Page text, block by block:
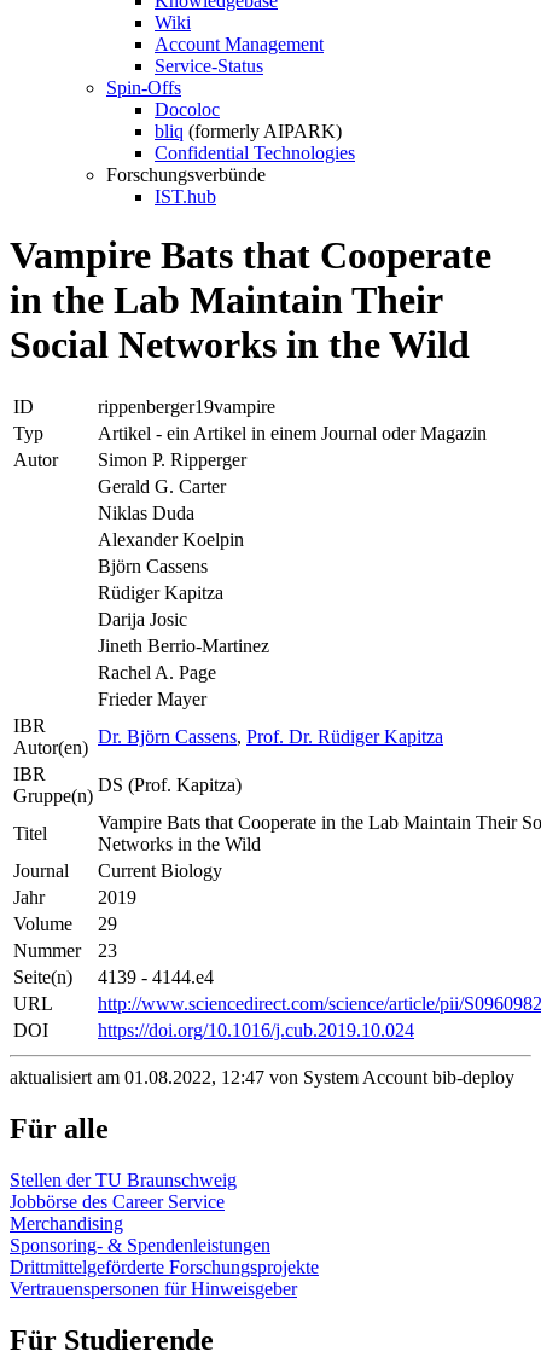
Wiki
Account Management
Service-Status
Spin-Offs
Docoloc
bliq (formerly AIPARK)
Confidential Technologies
Forschungsverbünde
IST.hub
Vampire Bats that Cooperate
in the Lab Maintain Their
Social Networks in the Wild
ID
rippenberger19vampire
Typ
Artikel - ein Artikel in einem Journal oder Magazin
Autor
Simon P. Ripperger
Gerald G. Carter
Niklas Duda
Alexander Koelpin
Björn Cassens
Rüdiger Kapitza
Darija Josic
Jineth Berrio-Martinez
Rachel A. Page
Frieder Mayer
IBR
Autor(en)
Dr. Björn Cassens, Prof. Dr. Rüdiger Kapitza
IBR
Gruppe(n)
DS (Prof. Kapitza)
Titel
Vampire Bats that Cooperate in the Lab Maintain Their
Networks in the Wild
Journal
Current Biology
Jahr
2019
Volume
29
Nummer
23
Seite(n)
4139 - 4144.e4
URL
http://www.sciencedirect.com/science/article/pii/
DOI
https://doi.org/10.1016/j.cub.2019.10.024
aktualisiert am 01.08.2022, 12:47 von System Account bib-deploy
Für alle
Stellen der TU Braunschweig
Jobbörse des Career Service
Merchandising
Sponsoring- & Spendenleistungen
Drittmittelgeförderte Forschungsprojekte
Vertrauenspersonen für Hinweisgeber
Für Studierende